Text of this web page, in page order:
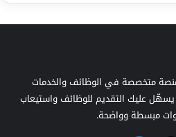
متخصصة في الوظائف والخدمات
يسهّل عليك التقديم للوظائف واستيعاب
مبسطة وواضحة.